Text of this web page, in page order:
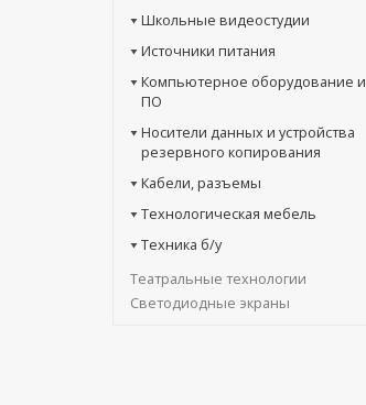
Школьные видеостудии
Источники питания
Компьютерное оборудование и
ПО
Носители данных и устройства
резервного копирования
Кабели, разъемы
Технологическая мебель
Техника б/у
Театральные технологии
Светодиодные экраны